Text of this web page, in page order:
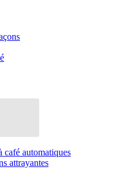
café automatiques
attrayantes